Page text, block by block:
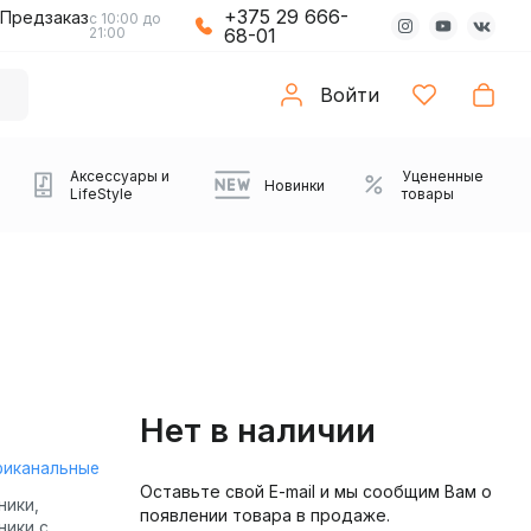
Предзаказс 10:00 до
21:00
+375 29 666-
68-01
Войти
Плееры Аудиоинтерфейсы
Виниловые
проигрыватели
Звуковые карты
Partybox
Саундбары
Компьютерные колонки Веб-камеры
Коврики с подсветкой Проекторы
Аксессуары и
LifeStyle
Зарядные устройства Транспорт
Новинки
Уцененные
товары
Нет в наличии
Оставьте свой E-mail и мы сообщим Вам о
появлении товара в продаже.